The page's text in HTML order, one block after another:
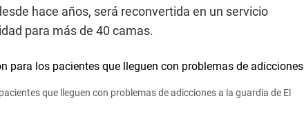
hace años, será reconvertida en un servicio
para más de 40 camas.
que lleguen con problemas de adicciones a la guardia de El